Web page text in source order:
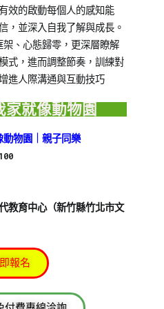
效的啟動每個人的感知能
，並深入自我了解與成長。
、心態歸零，更深層瞭解
式，進而調整節奏，訓練對
進人際溝通與互動技巧
就像動物園
物園｜親子同樂
教育中心（新竹縣竹北市文
報名